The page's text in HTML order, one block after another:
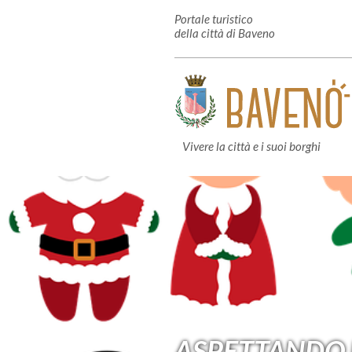
Portale turistico
della città di Baveno
Vivere la città e i suoi borghi